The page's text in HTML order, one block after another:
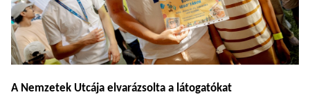
A Nemzetek Utcája elvarázsolta a látogatókat